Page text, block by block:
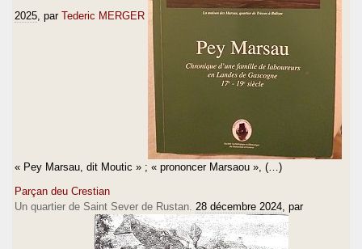
2025 , par Tederic MERGER
« Pey Marsau, dit Moutic » ; « prononcer Marsaou », (…)
Parçan deu Crestian
Un quartier de Saint Sever de Rustan. 28 décembre 2024 , par